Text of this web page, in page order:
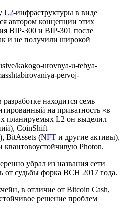
L2-инфраструктуры в виде
автором концепции этих
BIP-300 и BIP-301 после
и не получили широкой
kakogo-urovnya-u-tebya-
pervoj-
находится семь
на приватность «в
планируемых L2 он выделил
CoinShift
BitAssets (NFT и другие активы),
Photon.
убрал из названия сети
от судьбы форка BCH 2017 года.
в отличие от Bitcoin Cash,
решение проблем